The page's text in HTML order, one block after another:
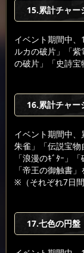
15.累計チャー
イベント期間中
ルカの破片」「
の破片」「史詩宝
16.累計チャー
イベント期間中
朱雀」「伝説宝物
「浪漫のｷﾞﾀｰ」
「帝王の御触書」
※（それぞれ7日
17.七色の円盤